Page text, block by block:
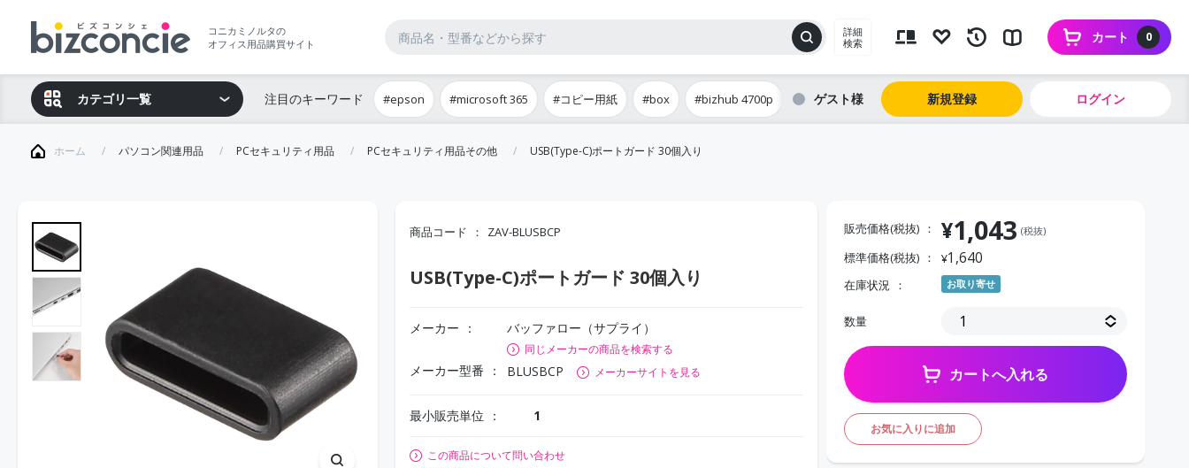
コニカミノルタの
オフィス用品購買サイト
詳細
検索
0
カート
カテゴリ一覧 注目のキーワード #epson #microsoft 365 #コピー用紙 #box #bizhub 4700p ゲスト 新規登録 ログイン
ホーム パソコン関連用品 PCセキュリティ用品 PCセキュリティ用品その他 USB(Type-C)ポートガード 30個入り
商品コード ZAV-BLUSBCP
USB(Type-C)ポートガード 30個入り
メーカー バッファロー（サプライ）
同じメーカーの商品を検索する
メーカー型番 BLUSBCP メーカーサイトを見る
最小販売単位 1
この商品について問い合わせ
販売価格(税抜) ¥1,043 (税抜)
標準価格(税抜) ¥1,640
在庫状況 お取り寄せ
数量
カートへ入れる
お気に入りに追加